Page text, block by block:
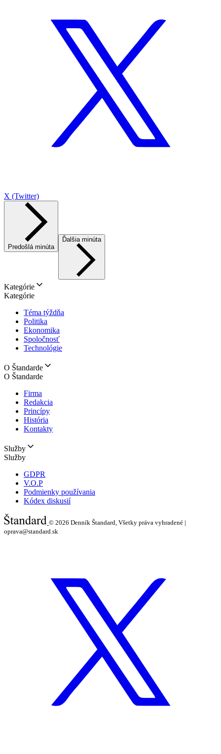
X (Twitter)
Predošlá minúta
Ďalšia minúta
Kategórie
Kategórie
Téma týždňa
Politika
Ekonomika
Spoločnosť
Technológie
O Štandarde
O Štandarde
Firma
Redakcia
Princípy
História
Kontakty
Služby
Služby
GDPR
V.O.P
Podmienky používania
Kódex diskusií
© 2026 Denník Štandard, Všetky práva vyhradené |
oprava@standard.sk